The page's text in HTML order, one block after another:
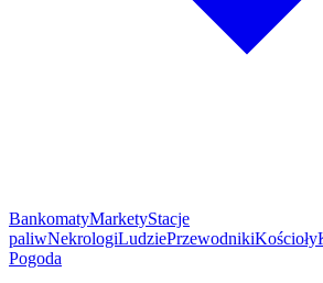
BankomatyMarketyStacje
paliwNekrologiLudziePrzewodnikiKościoły
Pogoda